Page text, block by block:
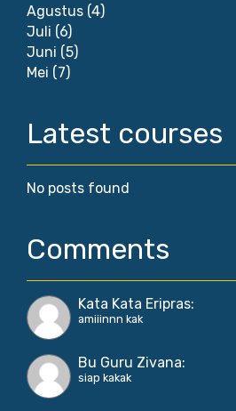
Agustus (4)
Juli (6)
Juni (5)
Mei (7)
Latest courses
No posts found
Comments
Kata Kata Eripras:
amiiinnn kak
Bu Guru Zivana:
siap kakak